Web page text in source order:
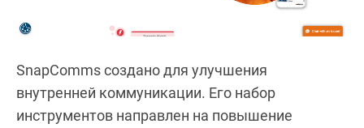
SnapComms создано для улучшения
внутренней коммуникации. Его набор
инструментов направлен на повышение